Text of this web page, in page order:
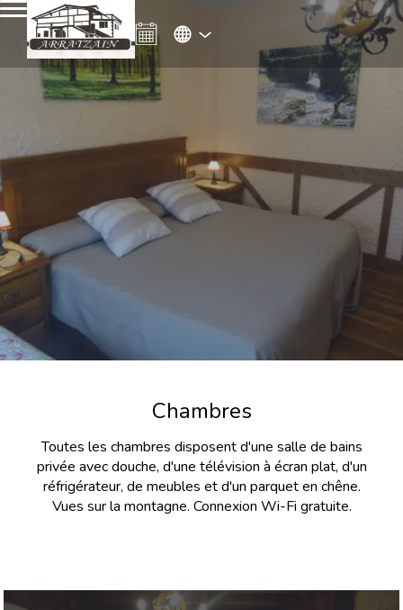
Chambres
Toutes les chambres disposent d'une salle de bains
privée avec douche, d'une télévision à écran plat, d'un
réfrigérateur, de meubles et d'un parquet en chêne.
Vues sur la montagne. Connexion Wi-Fi gratuite.